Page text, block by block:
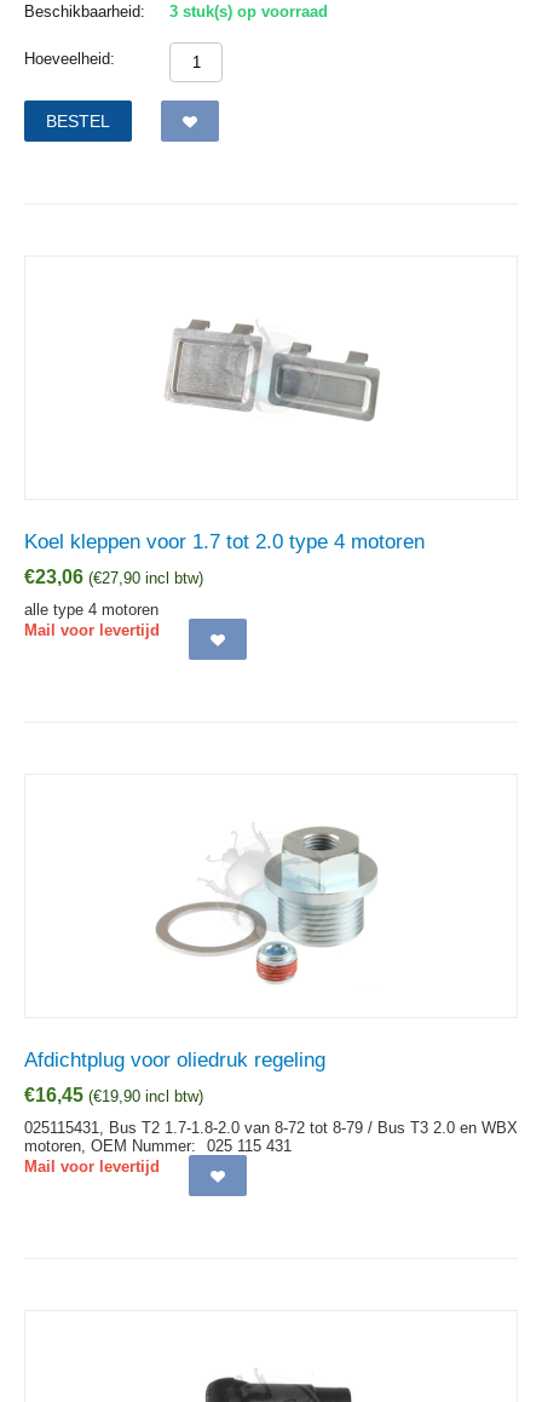
Beschikbaarheid:
3 stuk(s) op voorraad
Hoeveelheid:
BESTEL
Koel kleppen voor 1.7 tot 2.0 type 4 motoren
€23,06 (€27,90 incl btw)
alle type 4 motoren
Mail voor levertijd
Afdichtplug voor oliedruk regeling
€16,45 (€19,90 incl btw)
025115431, Bus T2 1.7-1.8-2.0 van 8-72 tot 8-79 / Bus T3 2.0 en WBX
motoren, OEM Nummer:
025 115 431
Mail voor levertijd